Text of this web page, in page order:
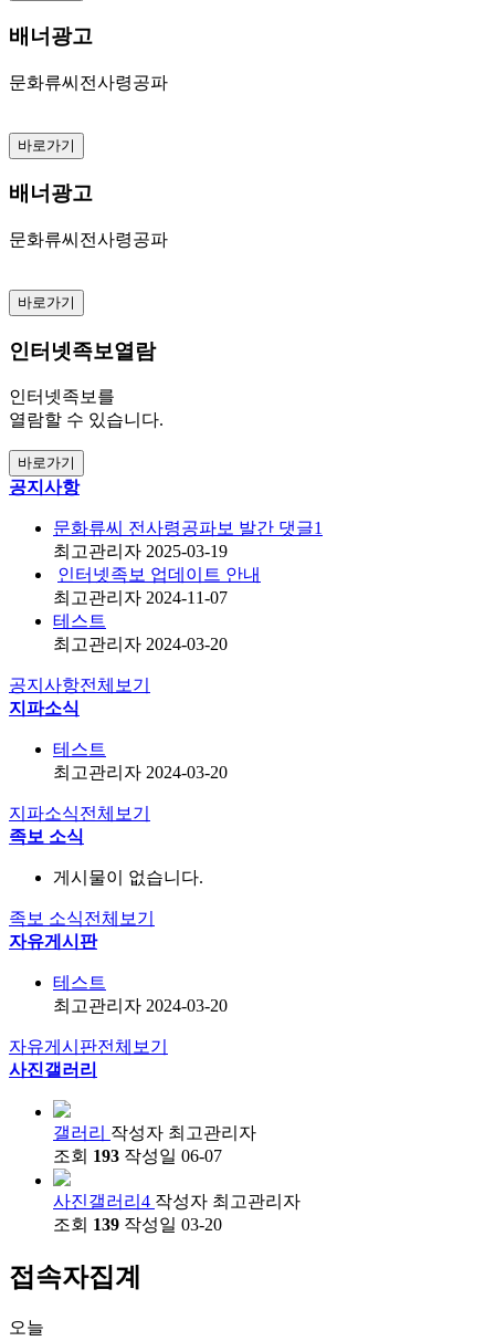
배너광고
문화류씨전사령공파
바로가기
배너광고
문화류씨전사령공파
바로가기
인터넷족보열람
인터넷족보를
열람할 수 있습니다.
바로가기
공지사항
문화류씨 전사령공파보 발간 댓글1
최고관리자 2025-03-19
인터넷족보 업데이트 안내
최고관리자 2024-11-07
테스트
최고관리자 2024-03-20
공지사항전체보기
지파소식
테스트
최고관리자 2024-03-20
지파소식전체보기
족보 소식
게시물이 없습니다.
족보 소식전체보기
자유게시판
테스트
최고관리자 2024-03-20
자유게시판전체보기
사진갤러리
갤러리 작성자 최고관리자
조회 193 작성일 06-07
사진갤러리4 작성자 최고관리자
조회 139 작성일 03-20
접속자집계
오늘